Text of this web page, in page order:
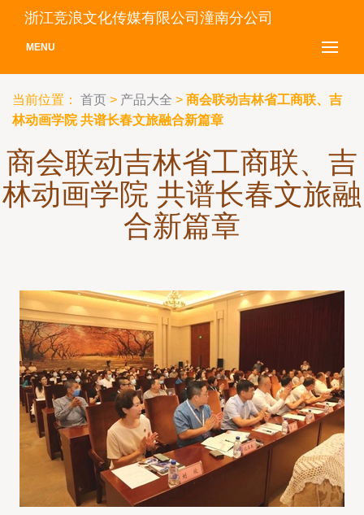
浙江竞浪文化传媒有限公司潼南分公司
MENU
当前位置： 首页 > 产品大全 > 商会联动吉林省工商联、吉
林动画学院 共谱长春文旅融合新篇章
商会联动吉林省工商联、吉
林动画学院 共谱长春文旅融
合新篇章